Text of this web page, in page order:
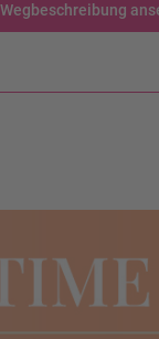
Wegbeschreibung